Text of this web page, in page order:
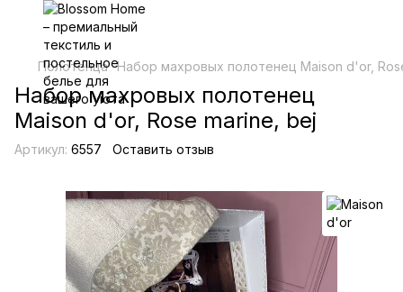
Полотенца Набор махровых полотенец Maison d'or,
Набор махровых полотенец
Maison d'or, Rose marine, bej
Артикул: 6557 Оставить отзыв